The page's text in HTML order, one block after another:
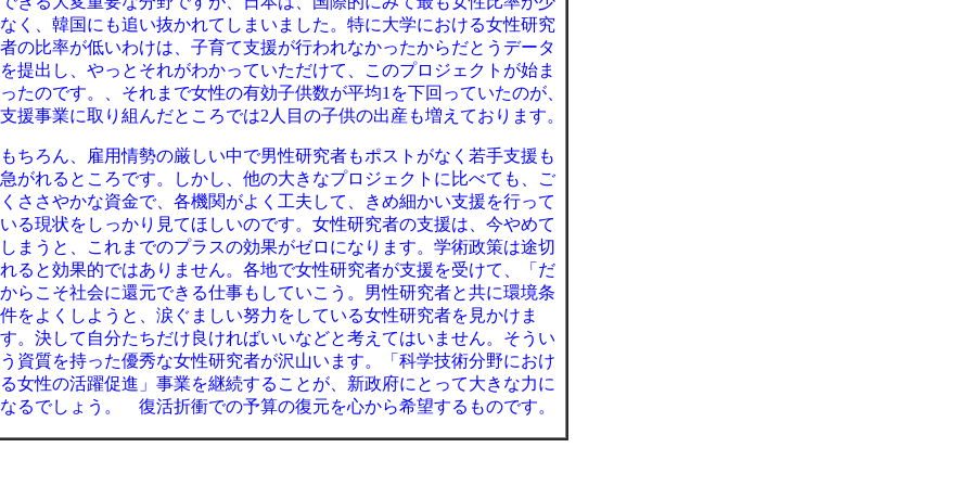
なく、韓国にも追い抜かれてしまいました。特に大学における女性研究
者の比率が低いわけは、子育て支援が行われなかったからだとうデータ
を提出し、やっとそれがわかっていただけて、このプロジェクトが始ま
ったのです。、それまで女性の有効子供数が平均1を下回っていたのが、
支援事業に取り組んだところでは2人目の子供の出産も増えております。
もちろん、雇用情勢の厳しい中で男性研究者もポストがなく若手支援も
急がれるところです。しかし、他の大きなプロジェクトに比べても、ご
くささやかな資金で、各機関がよく工夫して、きめ細かい支援を行って
いる現状をしっかり見てほしいのです。女性研究者の支援は、今やめて
しまうと、これまでのプラスの効果がゼロになります。学術政策は途切
れると効果的ではありません。各地で女性研究者が支援を受けて、「だ
からこそ社会に還元できる仕事もしていこう。男性研究者と共に環境条
件をよくしようと、涙ぐましい努力をしている女性研究者を見かけま
す。決して自分たちだけ良ければいいなどと考えてはいません。そうい
う資質を持った優秀な女性研究者が沢山います。「科学技術分野におけ
る女性の活躍促進」事業を継続することが、新政府にとって大きな力に
なるでしょう。 復活折衝での予算の復元を心から希望するものです。